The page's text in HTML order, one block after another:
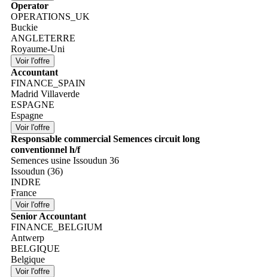
Operator
OPERATIONS_UK
Buckie
ANGLETERRE
Royaume-Uni
Accountant
FINANCE_SPAIN
Madrid Villaverde
ESPAGNE
Espagne
Responsable commercial Semences circuit long
conventionnel h/f
Semences usine Issoudun 36
Issoudun (36)
INDRE
France
Senior Accountant
FINANCE_BELGIUM
Antwerp
BELGIQUE
Belgique